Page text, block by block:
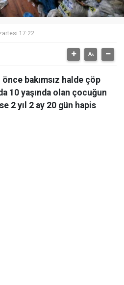
17:22
önce bakımsız halde çöp
10 yaşında olan çocuğun
2 yıl 2 ay 20 gün hapis